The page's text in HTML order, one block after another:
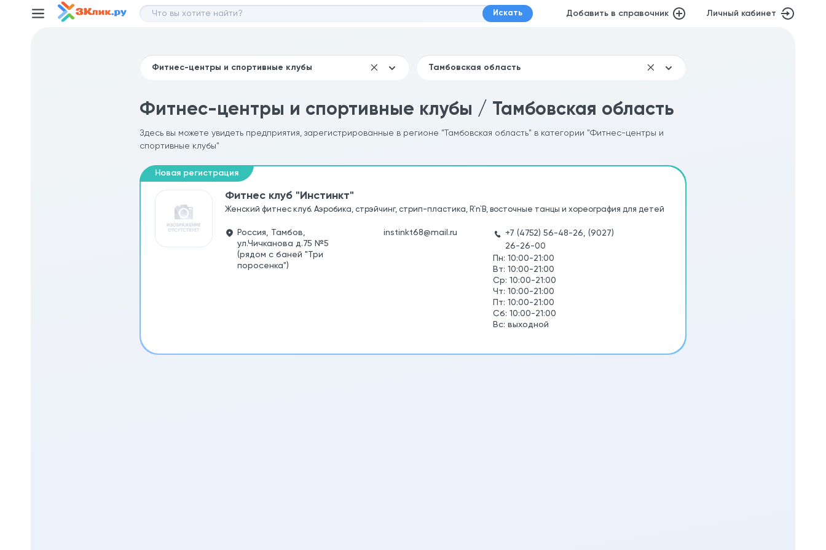
Искать Добавить в справочник Личный кабинет
Фитнес-центры и спортивные клубы / Тамбовская область
Здесь вы можете увидеть предприятия, зарегистрированные в регионе "Тамбовская область" в категории "Фитнес-центры и
спортивные клубы"
Фитнес клуб "Инстинкт"
Женский фитнес клуб. Аэробика, стрэйчинг, стрип-пластика, R`n`B, восточные танцы и хореография для детей
Россия, Тамбов,
ул.Чичканова д.75 №5
(рядом с баней "Три
поросенка")
instinkt68@mail.ru
+7 (4752) 56-48-26, (9027)
26-26-00
Пн: 10:00-21:00
Вт: 10:00-21:00
Ср: 10:00-21:00
Чт: 10:00-21:00
Пт: 10:00-21:00
Сб: 10:00-21:00
Вс: выходной